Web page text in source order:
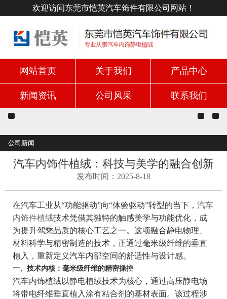
欢迎访问东莞市恺英汽车饰件有限公司网站！
网站首页 关于我们 产品中心
新闻资讯 公司风采 联系我们
公司新闻
汽车内饰件植绒：科技与美学的融合创新
发布时间：2025-8-18
在汽车工业从“功能驱动”向“体验驱动”转型的当下， 汽车
内饰件植绒技术凭借其独特的触感美学与功能优化，成
为提升驾乘品质的核心工艺之一。这项融合静电物理、
材料科学与精密制造的技术，正通过毫米级纤维的垂直
植入，重新定义汽车内部空间的舒适性与设计感。
一、技术内核：毫米级纤维的精密操控
汽车内饰植绒以静电植绒技术为核心，通过高压静电场
将带电纤维垂直植入涂有粘合剂的基材表面。该过程涉